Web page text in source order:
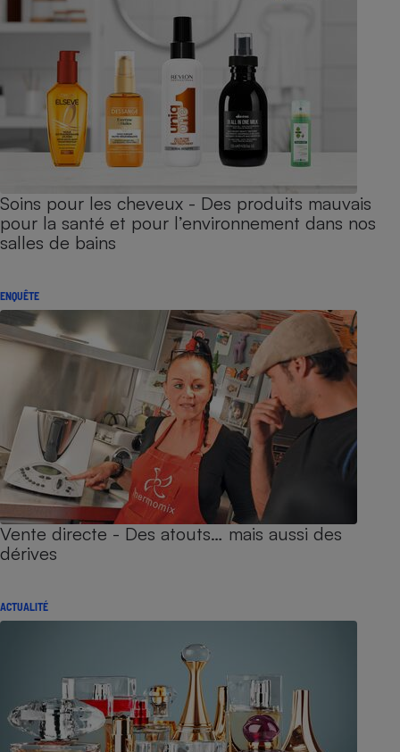
Soins pour les cheveux - Des produits mauvais
pour la santé et pour l’environnement dans nos
salles de bains
ENQUÊTE
Vente directe - Des atouts… mais aussi des
dérives
ACTUALITÉ